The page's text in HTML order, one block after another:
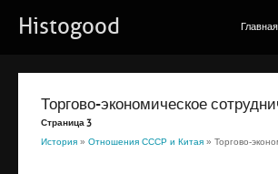
Histogood Главная
Торгово-экономическое
Страница 3
История » Отношения СССР и Китая » Торгово-